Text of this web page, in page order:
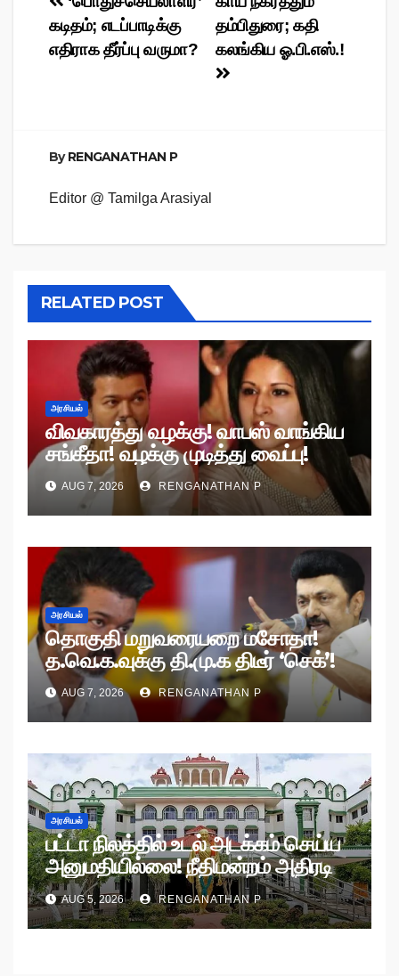
Post
navigation
தம்பிதுரை; கதி
கலங்கிய ஓ.பி.எஸ்.!
கடிதம்; எடப்பாடிக்கு
எதிராக தீர்ப்பு வருமா?
ByRENGANATHAN P
Editor @ Tamilga Arasiyal
RELATED POST
அரசியல்
விவகாரத்து வழக்கு! வாபஸ் வாங்கிய
சங்கீதா! வழக்கு முடித்து வைப்பு!
AUG 7, 2026 RENGANATHAN P
அரசியல்
தொகுதி மறுவரையறை மசோதா!
த.வெ.க.வுக்கு தி.மு.க திடீர் ‘செக்’!
AUG 7, 2026 RENGANATHAN P
அரசியல்
பட்டா நிலத்தில் உடல் அடக்கம் செய்ய
அனுமதியில்லை! நீதிமன்றம் அதிரடி
உத்தரவு!
AUG 5, 2026 RENGANATHAN P